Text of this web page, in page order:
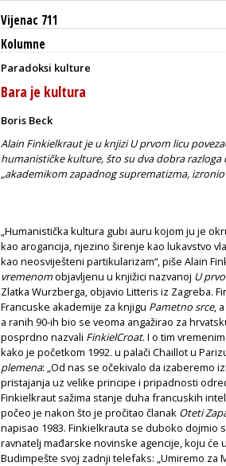
Vijenac 711
Kolumne
Paradoksi kulture
Bara je kultura
Boris Beck
Alain Finkielkraut je u knjizi U prvom licu
humanističke kulture, što su dva dobra razloga
„akademikom zapadnog suprematizma, izronio
„Humanistička kultura gubi auru kojom ju je
kao arogancija, njezino širenje kao lukavstvo
kao neosviješteni partikularizam“, piše Alain
vremenomobjavljenu u knjižici nazvanoj U
Zlatka Wurzberga, objavio Litteris iz Zagreba.
Francuske akademije za knjigu Pametno srce,
a ranih 90-ih bio se veoma angažirao za
posprdno nazvali FinkielCroat. I o tim
kako je početkom 1992. u palači Chaillot u
plemena: „Od nas se očekivalo da izaberemo
pristajanja uz velike principe i pripadnosti
Finkielkraut sažima stanje duha francuskih
počeo je nakon što je pročitao članak Oteti
napisao 1983. Finkielkrauta se duboko dojmio
ravnatelj mađarske novinske agencije, koju
Budimpešte svoj zadnji telefaks: „Umiremo za